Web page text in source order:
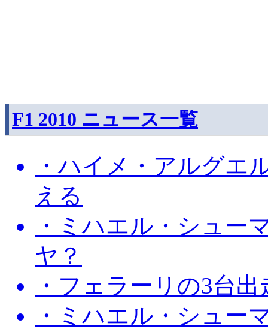
F1 2010 ニュース一覧
・ハイメ・アルグエ
える
・ミハエル・シュー
ヤ？
・フェラーリの3台
・ミハエル・シュー